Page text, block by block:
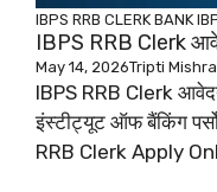
IBPS RRB CLERK BANK
IBPS RRB Clerk
May 14, 2026Tripti Mishra
IBPS RRB Clerk
इंस्टीट्यूट ऑफ बैंकिंग
RRB Clerk Apply